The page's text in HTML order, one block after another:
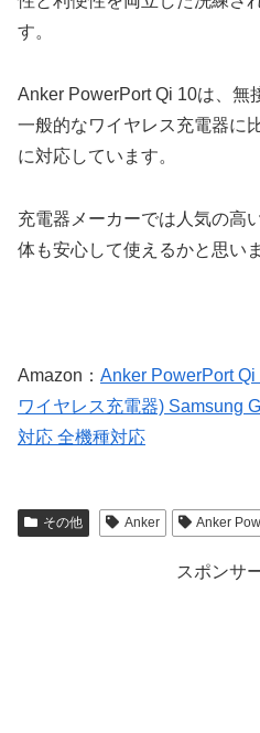
す。
Anker PowerPort Qi 10は、無
一般的なワイヤレス充電器に
に対応しています。
充電器メーカーでは人気の高
体も安心して使えるかと思いま
Amazon： Anker PowerPort
ワイヤレス充電器) Samsung
対応 全機種対応
その他 Anker Anker
スポンサ